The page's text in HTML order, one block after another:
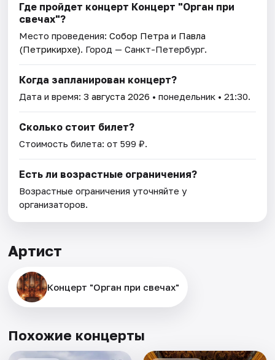
Где пройдет концерт Концерт "Орган при
свечах"?
Место проведения:Собор Петра и Павла
(Петрикирхе). Город — Санкт-Петербург.
Когда запланирован концерт?
Дата и время:3 августа 2026 • понедельник • 21:30.
Сколько стоит билет?
Стоимость билета: от 599 ₽.
Есть ли возрастные ограничения?
Возрастные ограничения уточняйте у
организаторов.
Артист
Концерт "Орган при свечах"
Похожие концерты